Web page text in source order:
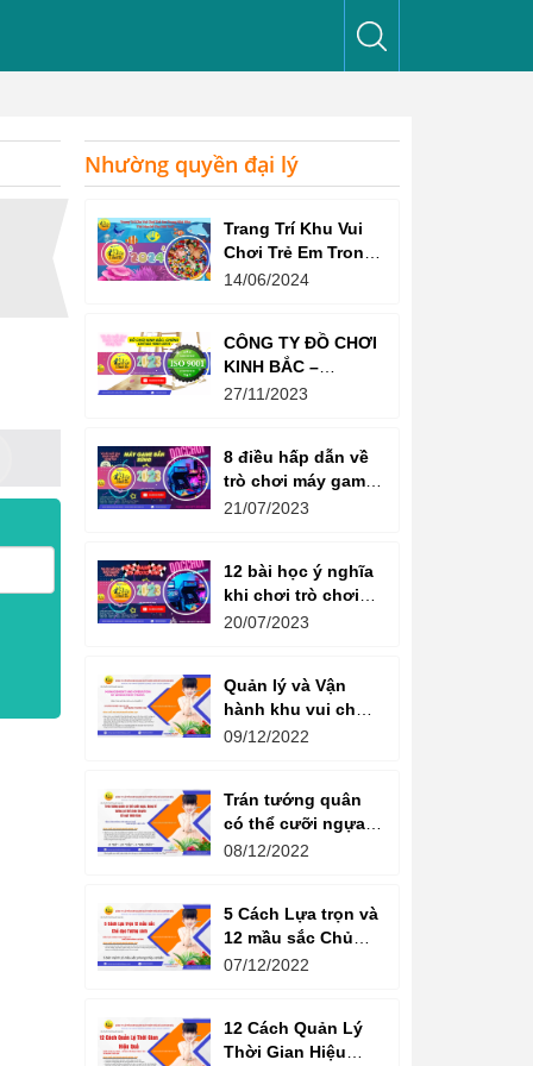
Nhường quyền đại lý
Trang Trí Khu Vui
Chơi Trẻ Em Trong
Nhà Như Thế Nào
14/06/2024
CÔNG TY ĐỒ CHƠI
KINH BẮC –
CHỨNG CHỈ ISO
27/11/2023
8 điều hấp dẫn về
trò chơi máy game
bắn súng
21/07/2023
12 bài học ý nghĩa
khi chơi trò chơi
máy game đua xe
20/07/2023
Quản lý và Vận
hành khu vui chơi
giải trí -
amusement parks
09/12/2022
Trán tướng quân
có thể cưỡi ngựa,
Bụng tể tướng có
08/12/2022
5 Cách Lựa trọn và
12 mầu sắc Chủ
đạo Tương sinh
năng lượng
07/12/2022
12 Cách Quản Lý
Thời Gian Hiệu